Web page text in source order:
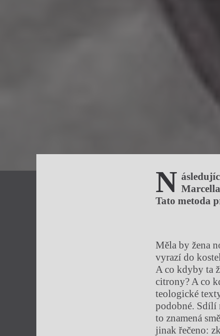
N
Tato metoda
Měla by žena
vyrazí do
A co kdyby ta
citrony? A co
teologické
podobné. Sdílí
to znamená
jinak řečeno: